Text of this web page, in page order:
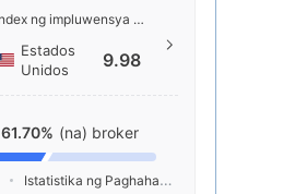
Index ng impluwensya NO.1
Estados
Unidos
9.98
61.70% (na) broker
Istatistika ng Paghahanap